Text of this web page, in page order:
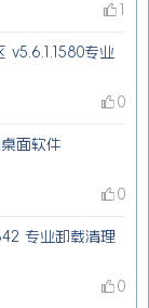
1
v5.6.1.1580专业
0
面软件
0
专业卸载清理
0